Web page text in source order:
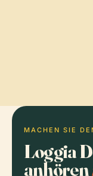
MACHEN SIE
Loggia
anhören